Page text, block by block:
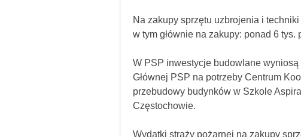
Na zakupy sprzętu uzbrojenia i
w tym głównie na zakupy: ponad 6
W PSP inwestycje budowlane
Głównej PSP na potrzeby Centrum
przebudowy budynków w Szkole
Częstochowie.
Wydatki straży pożarnej na zakupy